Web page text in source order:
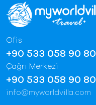
Ofis
+90 533 058 90 80
Çağrı Merkezi
+90 533 058 90 80
info@myworldvilla.com